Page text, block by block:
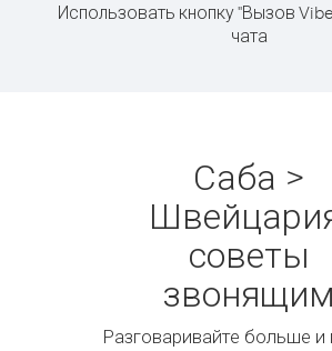
Использовать кнопку "Вызов
чата
Саба >
советы
звонящим
Разговаривайте больше и